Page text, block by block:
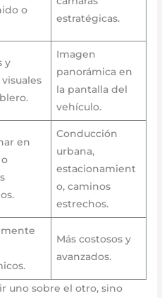
o
estratégicas.
y
Imagen
panorámica en
la pantalla del
vehículo.
en
Conducción
urbana,
estacionamient
o, caminos
estrechos.
Más costosos y
avanzados.
uno sobre el otro, sino